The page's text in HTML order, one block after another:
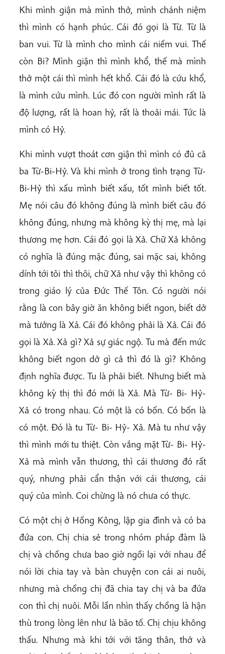
Khi mình giận mà mình thở, mình chánh niệm
thì mình có hạnh phúc. Cái đó gọi là Từ. Từ là
ban vui. Từ là mình cho mình cái niềm vui. Thế
còn Bi? Mình giận thì mình khổ, thế mà mình
thở một cái thì mình hết khổ. Cái đó là cứu khổ,
là mình cứu mình. Lúc đó con người mình rất là
độ lượng, rất là hoan hỷ, rất là thoải mái. Tức là
mình có Hỷ.
Khi mình vượt thoát cơn giận thì mình có đủ cả
ba Từ-Bi-Hỷ. Và khi mình ở trong tình trạng Từ-
Bi-Hỷ thì xấu mình biết xấu, tốt mình biết tốt.
Mẹ nói câu đó không đúng là mình biết câu đó
không đúng, nhưng mà không kỳ thị mẹ, mà lại
thương mẹ hơn. Cái đó gọi là Xả. Chữ Xả không
có nghĩa là đúng mặc đúng, sai mặc sai, không
dính tới tôi thì thôi, chữ Xả như vậy thì không có
trong giáo lý của Đức Thế Tôn. Có người nói
rằng là con bây giờ ăn không biết ngon, biết dở
mà tưởng là Xả. Cái đó không phải là Xả. Cái đó
gọi là Xả. Xả gì? Xả sự giác ngộ. Tu mà đến mức
không biết ngon dở gì cả thì đó là gì? Không
định nghĩa được. Tu là phải biết. Nhưng biết mà
không kỳ thị thì đó mới là Xả. Mà Từ- Bi- Hỷ-
Xả có trong nhau. Có một là có bốn. Có bốn là
có một. Đó là tu Từ- Bi- Hỷ- Xả. Mà tu như vậy
thì mình mới tu thiệt. Còn vắng mặt Từ- Bi- Hỷ-
Xả mà mình vẫn thương, thì cái thương đó rất
quý, nhưng phải cẩn thận với cái thương, cái
quý của mình. Coi chừng là nó chưa có thực.
Có một chị ở Hồng Kông, lập gia đình và có ba
đứa con. Chị chia sẻ trong nhóm pháp đàm là
chị và chồng chưa bao giờ ngồi lại với nhau để
nói lời chia tay và bàn chuyện con cái ai nuôi,
nhưng mà chồng chị đã chia tay chị và ba đứa
con thì chị nuôi. Mỗi lần nhìn thấy chồng là hận
thù trong lòng lên như là bão tố. Chị chịu không
thấu. Nhưng mà khi tới với tăng thân, thở và